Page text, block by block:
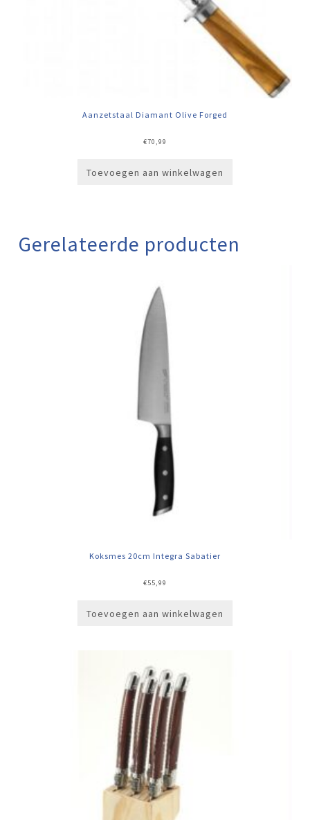
Aanzetstaal Diamant Olive Forged
€70,99
Toevoegen aan winkelwagen
Gerelateerde producten
Koksmes 20cm Integra Sabatier
€55,99
Toevoegen aan winkelwagen